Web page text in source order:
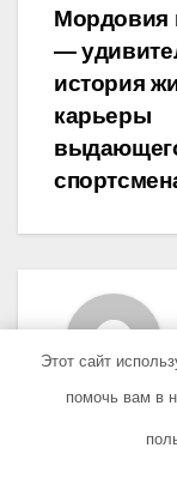
Мордовия
—
история
карьеры
Этот сайт
помочь вам в